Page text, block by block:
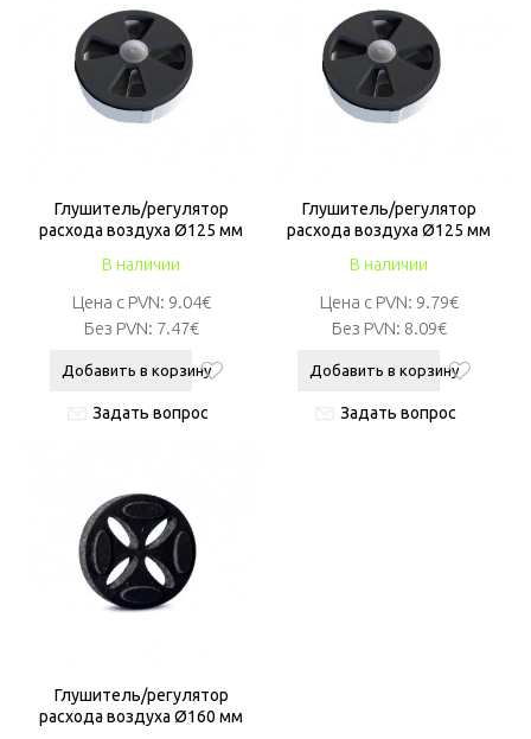
В наличии
Глушитель/регулятор
расхода воздуха Ø125 мм
Цена с PVN: 9.04€
Без PVN: 7.47€
Добавить в корзину
Задать вопрос
В наличии
Глушитель/регулятор
расхода воздуха Ø125 мм
Цена с PVN: 9.79€
Без PVN: 8.09€
Добавить в корзину
Задать вопрос
Глушитель/регулятор
расхода воздуха Ø160 мм